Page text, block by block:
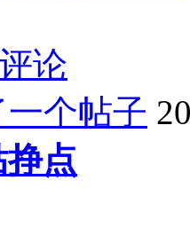
论
个帖子
点